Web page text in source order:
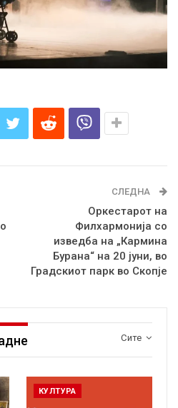
СЛЕДНА
Оркестарот на
Филхармонија со
изведба на „Кармина
Бурана“ на 20 јуни, во
Градскиот парк во Скопје
Сите
КУЛТУРА